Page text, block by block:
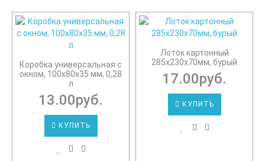
Коробка универсальная с
окном, 100х80х35 мм, 0,28
л
13.00руб.
КУПИТЬ
Лоток картонный
285х230х70мм, бурый
17.00руб.
КУПИТЬ